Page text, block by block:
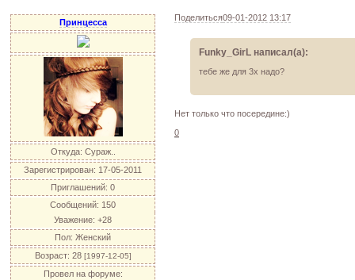
Поделиться09-01-2012 13:17
Принцесса
Откуда: Сураж..
Зарегистрирован: 17-05-2011
Приглашений: 0
Сообщений: 150
Уважение: +28
Пол: Женский
Возраст: 28 [1997-12-05]
Провел на форуме:
Funky_GirL написал(а):
тебе же для 3х надо?
Нет только что посередине:)
0